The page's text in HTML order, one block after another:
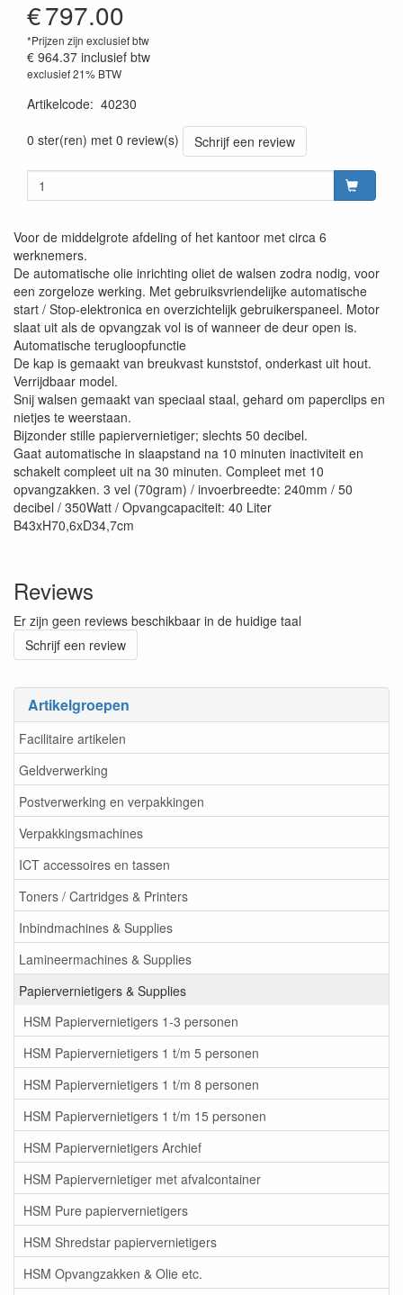
Artikelgroepen
Facilitaire artikelen
Geldverwerking
Postverwerking en verpakkingen
Verpakkingsmachines
ICT accessoires en tassen
Toners / Cartridges & Printers
Inbindmachines & Supplies
Lamineermachines & Supplies
Papiervernietigers & Supplies
HSM Papiervernietigers 1-3 personen
HSM Papiervernietigers 1 t/m 5 personen
HSM Papiervernietigers 1 t/m 8 personen
HSM Papiervernietigers 1 t/m 15 personen
HSM Papiervernietigers Archief
HSM Papiervernietiger met afvalcontainer
HSM Pure papiervernietigers
HSM Shredstar papiervernietigers
HSM Opvangzakken & Olie etc.
€797.00
*Prijzen zijn exclusief btw
€ 964.37 inclusief btw
exclusief 21% BTW
Artikelcode: 40230
0 ster(ren) met 0 review(s)
Schrijf een review
Voor de middelgrote afdeling of het kantoor met circa 6
werknemers.
De automatische olie inrichting oliet de walsen zodra nodig, voor
een zorgeloze werking. Met gebruiksvriendelijke automatische
start / Stop-elektronica en overzichtelijk gebruikerspaneel. Motor
slaat uit als de opvangzak vol is of wanneer de deur open is.
Automatische terugloopfunctie
De kap is gemaakt van breukvast kunststof, onderkast uit hout.
Verrijdbaar model.
Snij walsen gemaakt van speciaal staal, gehard om paperclips en
nietjes te weerstaan.
Bijzonder stille papiervernietiger; slechts 50 decibel.
Gaat automatische in slaapstand na 10 minuten inactiviteit en
schakelt compleet uit na 30 minuten. Compleet met 10
opvangzakken. 3 vel (70gram) / invoerbreedte: 240mm / 50
decibel / 350Watt / Opvangcapaciteit: 40 Liter
B43xH70,6xD34,7cm
Reviews
Er zijn geen reviews beschikbaar in de huidige taal
Schrijf een review